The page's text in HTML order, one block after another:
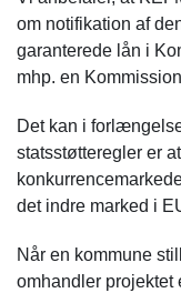
om notifikation af
garanterede lån i
mhp. en
Det kan i
statsstøtteregler er
det indre marked i
Når en kommune
omhandler projektet